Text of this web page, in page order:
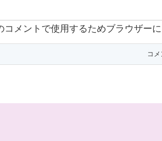
コメントで使用するためブラウザー